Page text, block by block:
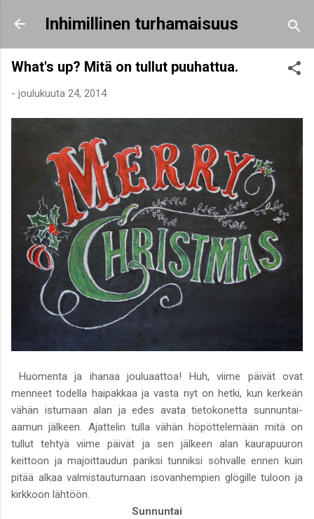
Siirry pääsisältöön
Inhimillinen turhamaisuus
What's up? Mitä on tullut puuhattua.
- joulukuuta 24, 2014
Huomenta ja ihanaa jouluaattoa! Huh, viime päivät ovat
menneet todella haipakkaa ja vasta nyt on hetki, kun kerkeän
vähän istumaan alan ja edes avata tietokonetta sunnuntai-
aamun jälkeen. Ajattelin tulla vähän höpöttelemään mitä on
tullut tehtyä viime päivät ja sen jälkeen alan kaurapuuron
keittoon ja majoittaudun pariksi tunniksi sohvalle ennen kuin
pitää alkaa valmistautumaan isovanhempien glögille tuloon ja
kirkkoon lähtöön.
Sunnuntai